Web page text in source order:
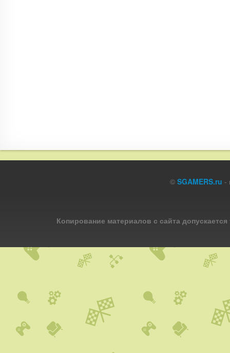
© SGAMERS.ru -
Копирование материалов с сайта